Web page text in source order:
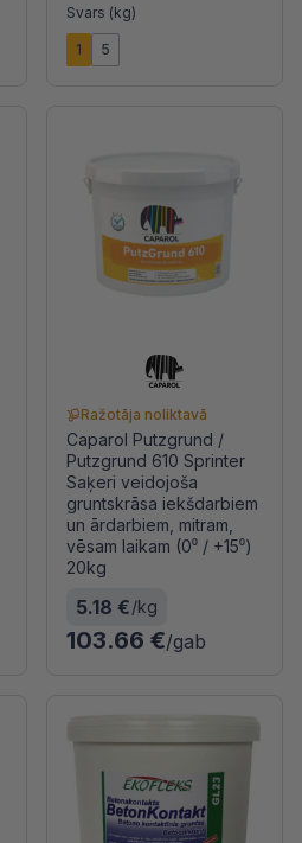
Svars (kg)
1 5
Ražotāja noliktavā
Caparol Putzgrund /
Putzgrund 610 Sprinter
Saķeri veidojoša
gruntskrāsa iekšdarbiem
un ārdarbiem, mitram,
vēsam laikam (0⁰ / +15⁰)
20kg
5.18 €/kg
103.66 €/gab